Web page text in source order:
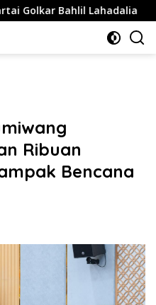
Bahlil Lahadalia
Ribuan
Bencana